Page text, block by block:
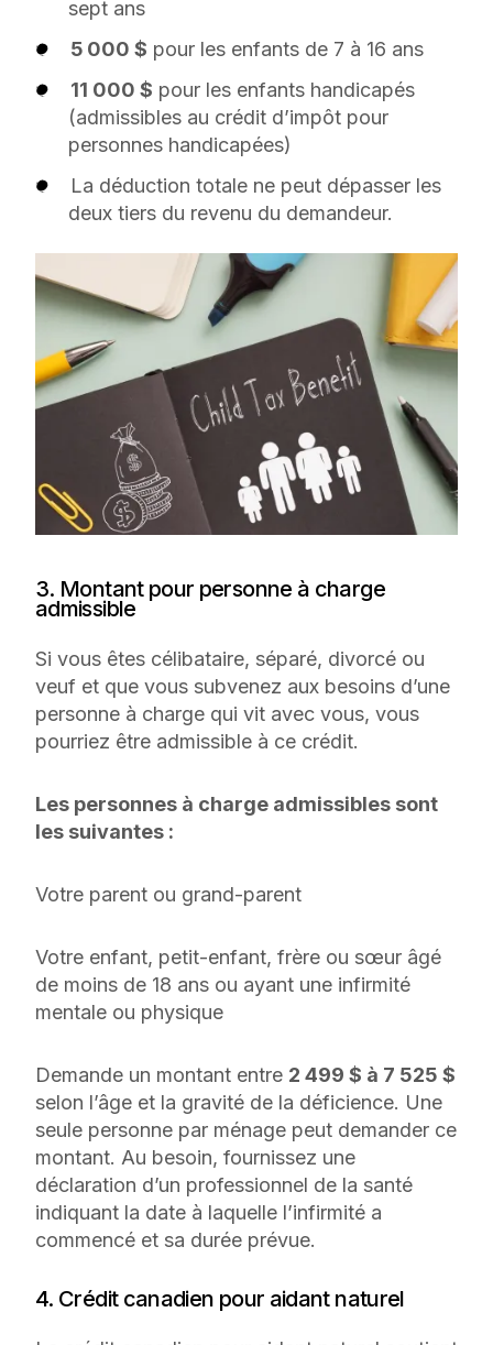
sept ans
5 000 $ pour les enfants de 7 à 16 ans
11 000 $ pour les enfants handicapés
(admissibles au crédit d’impôt pour
personnes handicapées)
La déduction totale ne peut dépasser les
deux tiers du revenu du demandeur.
3. Montant pour personne à charge
admissible
Si vous êtes célibataire, séparé, divorcé ou
veuf et que vous subvenez aux besoins d’une
personne à charge qui vit avec vous, vous
pourriez être admissible à ce crédit.
Les personnes à charge admissibles sont
les suivantes :
Votre parent ou grand-parent
Votre enfant, petit-enfant, frère ou sœur âgé
de moins de 18 ans ou ayant une infirmité
mentale ou physique
Demande un montant entre 2 499 $ à 7 525 $
selon l’âge et la gravité de la déficience. Une
seule personne par ménage peut demander ce
montant. Au besoin, fournissez une
déclaration d’un professionnel de la santé
indiquant la date à laquelle l’infirmité a
commencé et sa durée prévue.
4. Crédit canadien pour aidant naturel